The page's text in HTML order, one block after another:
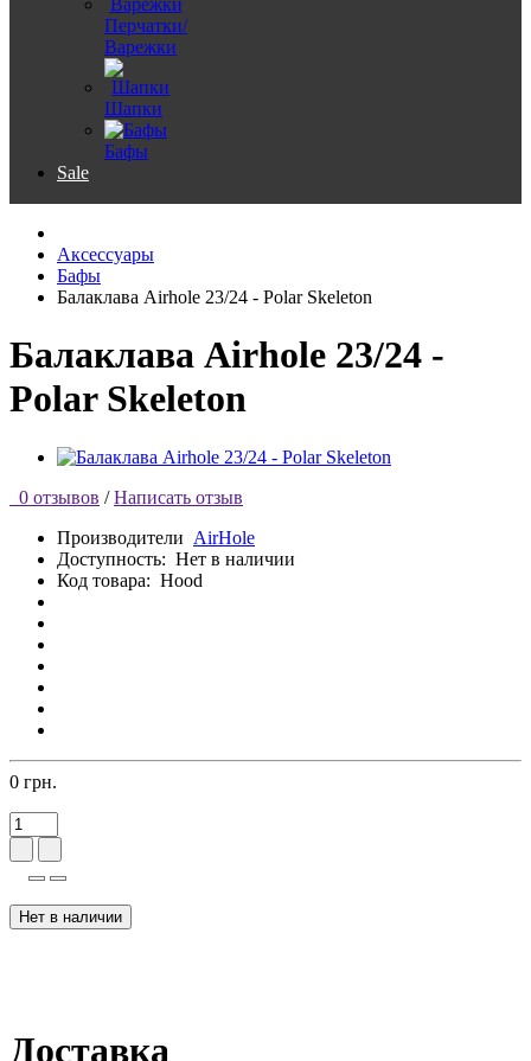
Перчатки/
Варежки
Шапки
Бафы
Sale
Аксессуары
Бафы
Балаклава Airhole 23/24 - Polar Skeleton
Балаклава Airhole 23/24 -
Polar Skeleton
0 отзывов / Написать отзыв
Производители AirHole
Доступность: Нет в наличии
Код товара: Hood
0 грн.
Нет в наличии
Доставка